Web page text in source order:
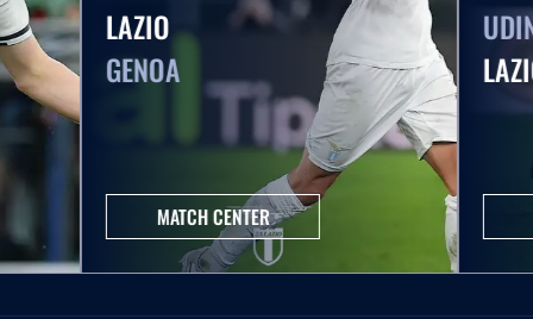
LAZIO
GENOA
MATCH CENTER